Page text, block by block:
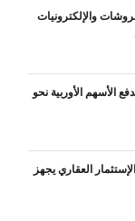
والإلكترونيات
الأسهم الأوربية نحو
العقاري يجهز